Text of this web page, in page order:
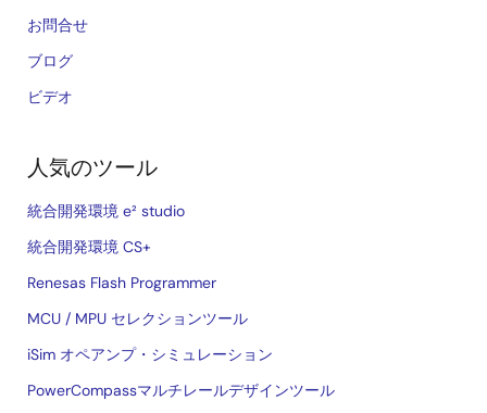
お問合せ
ブログ
ビデオ
人気のツール
統合開発環境 e² studio
統合開発環境 CS+
Renesas Flash Programmer
MCU / MPU セレクションツール
iSim オペアンプ・シミュレーション
PowerCompassマルチレールデザインツール